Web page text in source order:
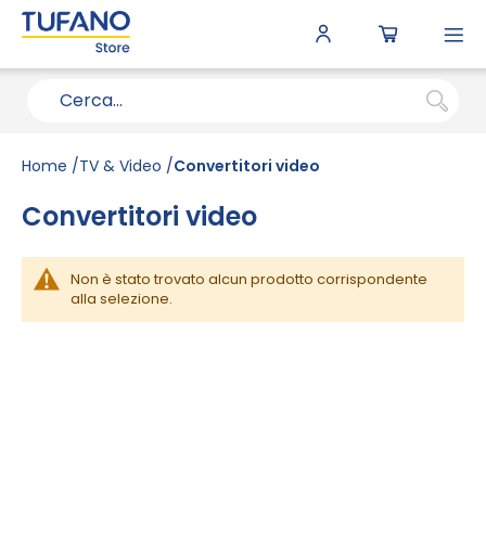
Home TV & Video Convertitori video
Convertitori video
Non è stato trovato alcun prodotto corrispondente
alla selezione.